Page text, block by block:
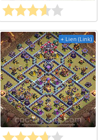
+ Lien (Link)